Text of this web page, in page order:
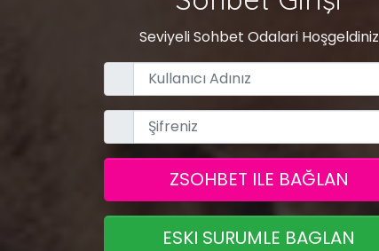
Seviyeli Sohbet Odalari Hoşgeldiniz
ZSOHBET ILE BAĞLAN
ESKI SURUMLE BAGLAN